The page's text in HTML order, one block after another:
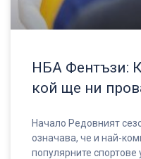
НБА Фентъзи:
кой ще ни
Начало Редовният
означава, че и най-
популярните